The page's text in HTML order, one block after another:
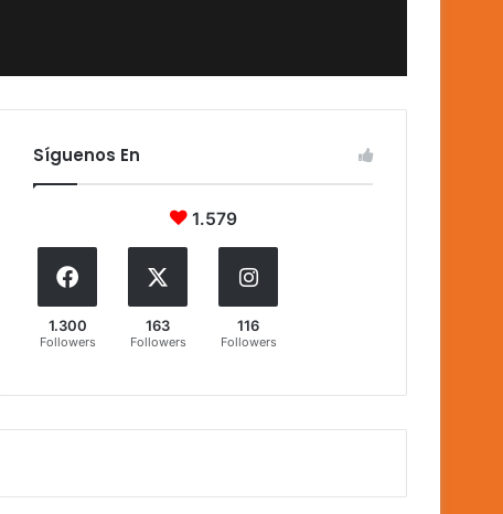
Síguenos En
1.579
1.300
Followers
163
Followers
116
Followers